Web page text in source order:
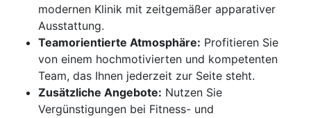
modernen Klinik mit zeitgemäßer apparativer
Ausstattung.
Teamorientierte Atmosphäre: Profitieren Sie
von einem hochmotivierten und kompetenten
Team, das Ihnen jederzeit zur Seite steht.
Zusätzliche Angebote: Nutzen Sie
Vergünstigungen bei Fitness- und